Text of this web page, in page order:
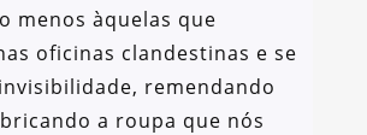
menos àquelas que
oficinas clandestinas e se
remendando
a roupa que nós